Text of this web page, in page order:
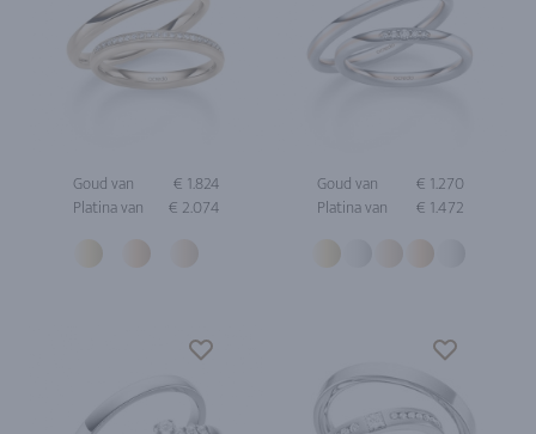
Goud van
€ 1.824
Platina van
€ 2.074
Goud van
€ 1.270
Platina van
€ 1.472